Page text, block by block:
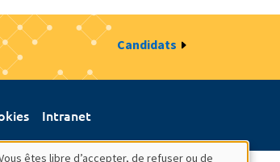
Candidats
Intranet
êtes libre d’accepter, de refuser ou de